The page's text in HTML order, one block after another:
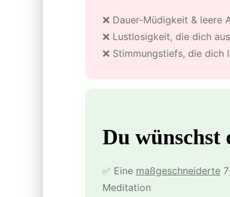
❌ Dauer-Müdigkeit & leere
❌ Lustlosigkeit, die dich
❌ Stimmungstiefs, die dich
Du
✅ Eine maßgeschneiderte
Meditation